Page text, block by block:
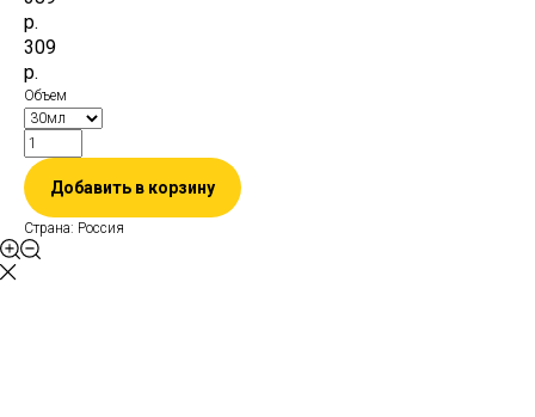
р.
309
р.
Объем
Добавить в корзину
Страна: Россия